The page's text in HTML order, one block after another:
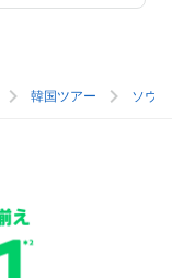
韓国ツアー ソウ